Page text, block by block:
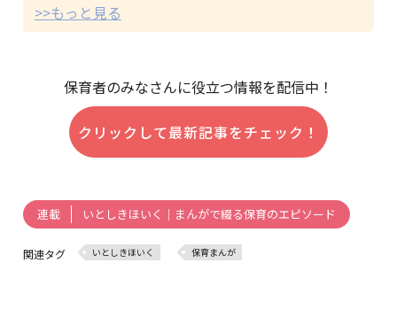
>>もっと見る
保育者のみなさんに役立つ情報を配信中！
クリックして最新記事をチェック！
連載 いとしきほいく｜まんがで綴る保育のエピソード
関連タグ いとしきほいく 保育まんが